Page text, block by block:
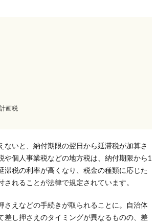
画税
ないと、納付期限の翌日から延滞税が加算さ
や個人事業税などの地方税は、納付期限から1
滞税の利率が高くなり、税金の種類に応じた
されることが法律で規定されています。
さえなどの手続きが取られることに。自治体
差し押さえのタイミングが異なるものの、差